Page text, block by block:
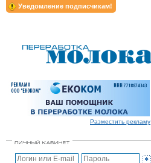
Уведомление подписчикам!
Разместить рекламу